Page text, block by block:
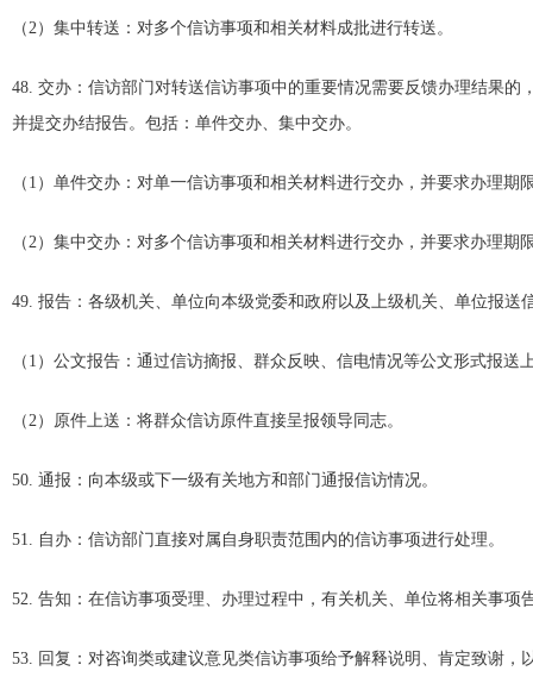
（2）集中转送：对多个信访事项和相关材料成批进行转送。
48. 交办：信访部门对转送信访事项中的重要情况需要反馈办理结果
并提交办结报告。包括：单件交办、集中交办。
（1）单件交办：对单一信访事项和相关材料进行交办，并要求办理期
（2）集中交办：对多个信访事项和相关材料进行交办，并要求办理期
49. 报告：各级机关、单位向本级党委和政府以及上级机关、单位报
（1）公文报告：通过信访摘报、群众反映、信电情况等公文形式报送
（2）原件上送：将群众信访原件直接呈报领导同志。
50. 通报：向本级或下一级有关地方和部门通报信访情况。
51. 自办：信访部门直接对属自身职责范围内的信访事项进行处理。
52. 告知：在信访事项受理、办理过程中，有关机关、单位将相关事项
53. 回复：对咨询类或建议意见类信访事项给予解释说明、肯定致谢，